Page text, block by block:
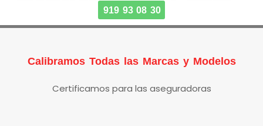
919 93 08 30
Calibramos Todas las Marcas y Modelos
Certificamos para las aseguradoras